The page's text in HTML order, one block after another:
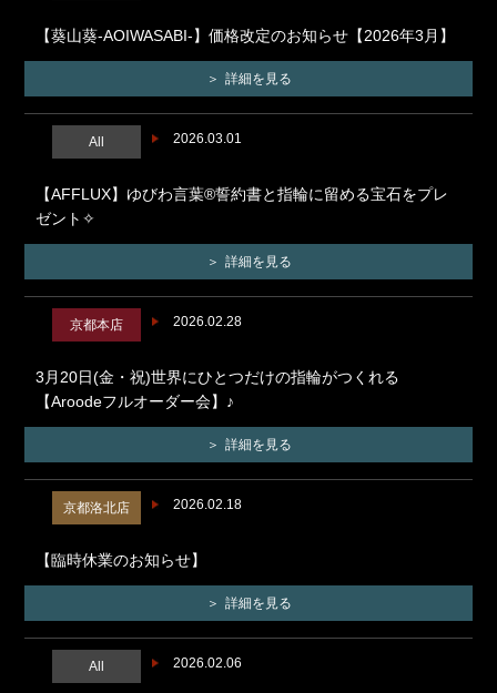
【葵山葵-AOIWASABI-】価格改定のお知らせ【2026年3月】
詳細を見る
2026.03.01
All
【AFFLUX】ゆびわ言葉®誓約書と指輪に留める宝石をプレ
ゼント✧
詳細を見る
2026.02.28
京都本店
3月20日(金・祝)世界にひとつだけの指輪がつくれる
【Aroodeフルオーダー会】♪
詳細を見る
2026.02.18
京都洛北店
【臨時休業のお知らせ】
詳細を見る
2026.02.06
All